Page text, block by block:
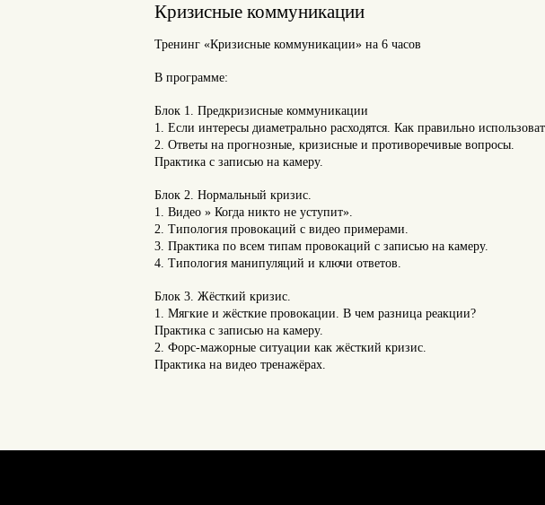
Кризисные коммуникации
Тренинг «Кризисные коммуникации» на 6 часов
В программе:
Блок 1. Предкризисные коммуникации
1. Если интересы диаметрально расходятся. Как правильно
2. Ответы на прогнозные, кризисные и противоречивые вопросы.
Практика с записью на камеру.
Блок 2. Нормальный кризис.
1. Видео » Когда никто не уступит».
2. Типология провокаций с видео примерами.
3. Практика по всем типам провокаций с записью на камеру.
4. Типология манипуляций и ключи ответов.
Блок 3. Жёсткий кризис.
1. Мягкие и жёсткие провокации. В чем разница реакции?
Практика с записью на камеру.
2. Форс-мажорные ситуации как жёсткий кризис.
Практика на видео тренажёрах.